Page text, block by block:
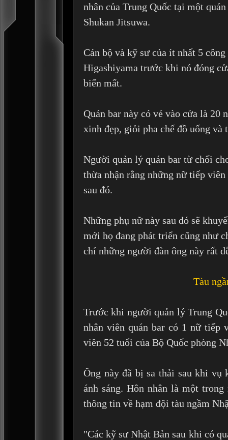
nhân của Trung Quốc tại một
Shukan Jitsuwa.
Cán bộ và kỹ sư của ít nhất 5
Higashiyama trước khi nó đóng
biến mất.
Quán bar này có vé vào cửa là
xinh đẹp, giỏi pha chế đồ uống và
Người quản lý quán bar từ chối
thừa nhận rằng những nữ tiếp
sau đó.
Những phụ nữ này sau đó sẽ
mới họ đang phát triển cũng như
chí những người đàn ông này rất
Tàu
Trước khi người quản lý Trung
nhân viên quán bar có 1 nữ tiếp
viên 52 tuổi của Bộ Quốc phòng
Ông này đã bị sa thải sau khi vụ
ánh sáng. Hôn nhân là một
thông tin về hạm đội tàu ngầm
"Các kỹ sư Nhật Bản sau khi có